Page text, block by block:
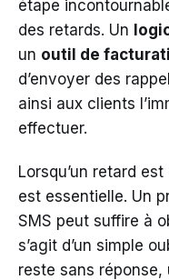
étape
des retards. Un
un outil de
d’envoyer des
ainsi aux clients
effectuer.
Lorsqu’un retard
est essentielle. Un
SMS peut suffire à
s’agit d’un simple
reste sans réponse,